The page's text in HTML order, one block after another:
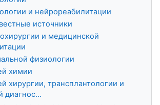
и нейрореабилитации
источники
и медицинской
физиологии
химии
хирургии, трансплантологии и
диагнос...